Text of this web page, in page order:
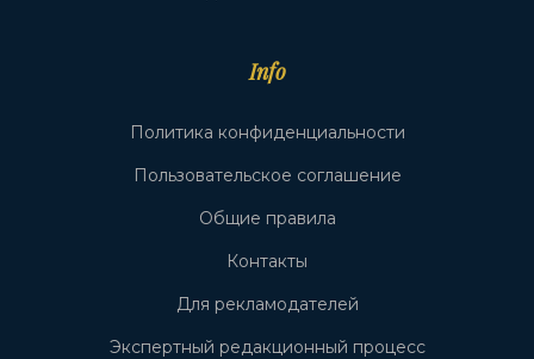
Info
Политика конфиденциальности
Пользовательское соглашение
Общие правила
Контакты
Для рекламодателей
Экспертный редакционный процесс